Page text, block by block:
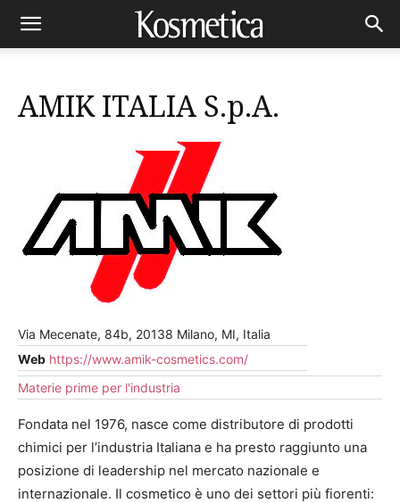
AMIK ITALIA S.p.A.
Via Mecenate, 84b, 20138 Milano, MI, Italia
Web https://www.amik-cosmetics.com/
Materie prime per l'industria
Fondata nel 1976, nasce come distributore di prodotti
chimici per l’industria Italiana e ha presto raggiunto una
posizione di leadership nel mercato nazionale e
internazionale. Il cosmetico è uno dei settori più fiorenti: